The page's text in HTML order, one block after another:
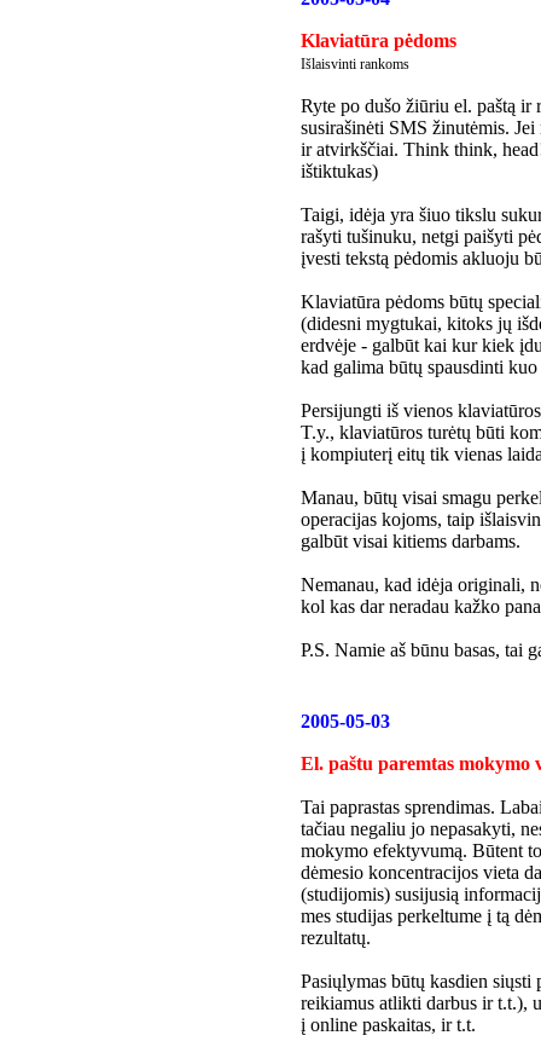
Klaviatūra pėdoms
Išlaisvinti rankoms
Ryte po dušo žiūriu el. paštą ir
susirašinėti SMS žinutėmis.
ir atvirkščiai. Think think,
ištiktukas)
Taigi, idėja yra šiuo tikslu
rašyti tušinuku, netgi paišyti
įvesti tekstą pėdomis akluoju
Klaviatūra pėdoms būtų
(didesni mygtukai, kitoks jų
erdvėje - galbūt kai kur kiek
kad galima būtų spausdinti
Persijungti iš vienos
T.y., klaviatūros turėtų būti
į kompiuterį eitų tik vienas
Manau, būtų visai smagu
operacijas kojoms, taip
galbūt visai kitiems darbams.
Nemanau, kad idėja originali,
kol kas dar neradau kažko
P.S. Namie aš būnu basas, tai
2005-05-03
El. paštu paremtas mokymo
Tai paprastas sprendimas.
tačiau negaliu jo nepasakyti,
mokymo efektyvumą. Būtent
dėmesio koncentracijos vieta
(studijomis) susijusią
mes studijas perkeltume į tą
rezultatų.
Pasiųlymas būtų kasdien siųsti
reikiamus atlikti darbus ir t.t.),
į online paskaitas, ir t.t.